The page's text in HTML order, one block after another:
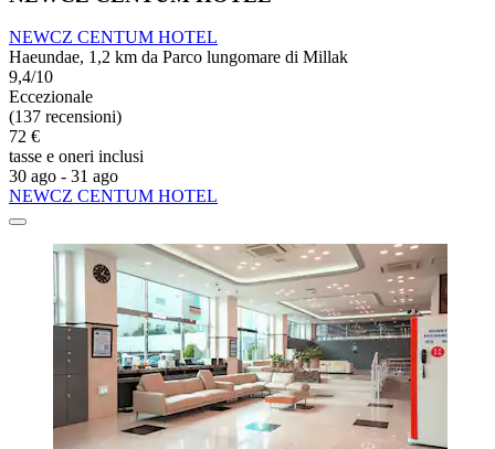
NEWCZ CENTUM HOTEL
Haeundae, 1,2 km da Parco lungomare di Millak
9,4/10
Eccezionale
(137 recensioni)
72 €
tasse e oneri inclusi
30 ago - 31 ago
NEWCZ CENTUM HOTEL